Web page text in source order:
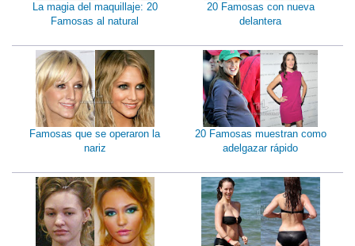
La magia del maquillaje: 20
Famosas al natural
20 Famosas con nueva
delantera
Famosas que se operaron la
nariz
20 Famosas muestran como
adelgazar rápido